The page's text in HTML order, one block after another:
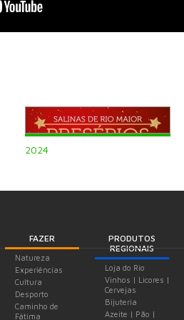
2024
FAZER
Natureza
Experiências
Cultura
Desporto
Caminho de
Fátima
PRODUTOS
REGIONAIS
Loja do Rio
Vinhos | Licores |
Cervejas
Bijuteria
Azeite | Pão |